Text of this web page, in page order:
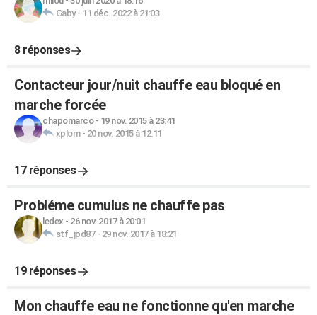
Gaby- 11 déc. 2022 à 21:03
8 réponses
Contacteur jour/nuit chauffe eau bloqué en
marche forcée
chapomarco- 19 nov. 2015 à 23:41
xplom- 20 nov. 2015 à 12:11
17 réponses
Probléme cumulus ne chauffe pas
ledex - 26 nov. 2017 à 20:01
stf_jpd87- 29 nov. 2017 à 18:21
19 réponses
Mon chauffe eau ne fonctionne qu'en marche